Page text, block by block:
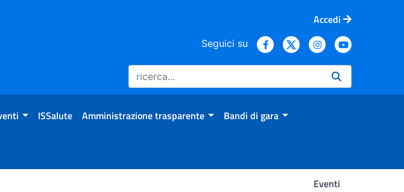
Accedi
Seguici su
ISSalute Amministrazione trasparente Bandi di gara
Eventi